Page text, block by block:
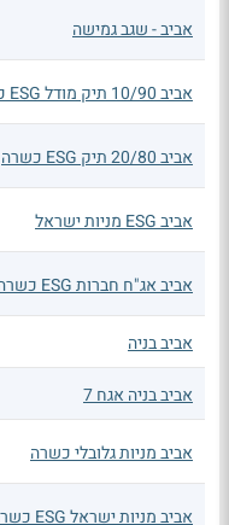
אביב - שגב גמישה
אביב 10/90 תיק מודל ESG כשרה
אביב 20/80 תיק ESG כשרה
אביב ESG מניות ישראל
אביב אג"ח חברות ESG כשרה
אביב בניה
אביב בניה אגח 7
אביב מניות גלובלי כשרה
אביב מניות ישראל ESG כשרה